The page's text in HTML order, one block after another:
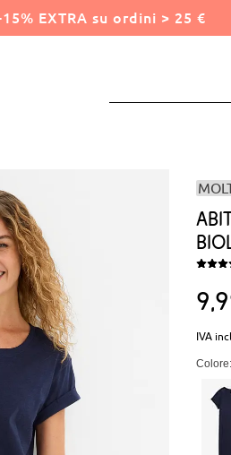
EXTRA su ordini > 25 €
9
IVA